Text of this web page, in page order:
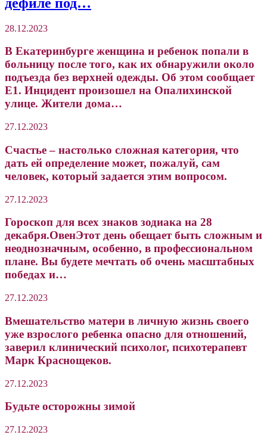
28.12.2023
В Екатеринбурге женщина и ребенок попали в
больницу после того, как их обнаружили около
подъезда без верхней одежды. Об этом сообщает
Е1. Инцидент произошел на Опалихинской
улице. Жители дома…
27.12.2023
Счастье – настолько сложная категория, что
дать ей определение может, пожалуй, сам
человек, который задается этим вопросом.
27.12.2023
Гороскоп для всех знаков зодиака на 28
декабря.ОвенЭтот день обещает быть сложным и
неоднозначным, особенно, в профессиональном
плане. Вы будете мечтать об очень масштабных
победах и…
27.12.2023
Вмешательство матери в личную жизнь своего
уже взрослого ребенка опасно для отношений,
заверил клинический психолог, психотерапевт
Марк Краснощеков.
27.12.2023
Будьте осторожны зимой
27.12.2023